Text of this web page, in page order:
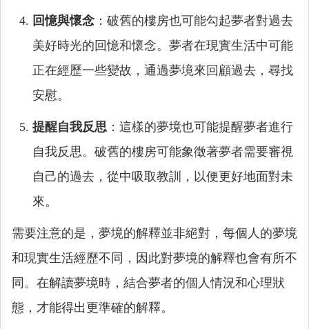
回憶與懷念 ：破舊的樓房也可能勾起夢者對過去
美好時光的回憶和懷念。夢者在現實生活中可能
正在經歷一些變故，通過夢境來回顧過去，尋找
安慰。
提醒自我反思 ：這樣的夢境也可能提醒夢者進行
自我反思。破舊的樓房可能象徵著夢者需要審視
自己的過去，從中吸取教訓，以便更好地面對未
來。
需要注意的是，夢境的解釋並非絕對，每個人的夢境
和現實生活經歷不同，因此對夢境的解釋也會有所不
同。在解讀夢境時，結合夢者的個人情況和心理狀
態，才能得出更準確的解釋。